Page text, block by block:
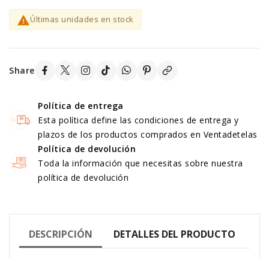
Últimas unidades en stock
Share
Política de entrega
Esta política define las condiciones de entrega y
plazos de los productos comprados en Ventadetelas
Política de devolución
Toda la información que necesitas sobre nuestra
política de devolución
DESCRIPCIÓN DETALLES DEL PRODUCTO